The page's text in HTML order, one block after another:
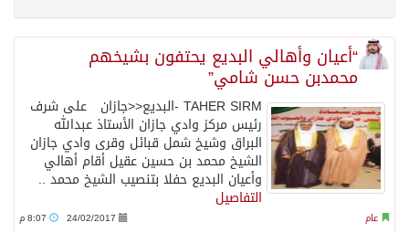
“أعيان وأهالي البديع يحتفون بشيخهم
محمدبن حسن شامي”
TAHER SIRM -البديع<<جازان على شرف
رئيس مركز وادي جازان الأستاذ عبدالله
البراق وشيخ شمل قبائل وقرى وادي جازان
الشيخ محمد بن حسين عقيل أقام أهالي
وأعيان البديع حفلا بتنصيب الشيخ محمد ..
التفاصيل
عام 24/02/2017